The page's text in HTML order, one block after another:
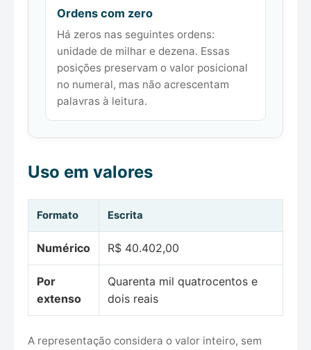
Ordens com zero
Há zeros nas seguintes ordens:
unidade de milhar e dezena. Essas
posições preservam o valor posicional
no numeral, mas não acrescentam
palavras à leitura.
Uso em valores
Formato Escrita
Numérico R$ 40.402,00
Por
extenso
Quarenta mil quatrocentos e
dois reais
A representação considera o valor inteiro, sem